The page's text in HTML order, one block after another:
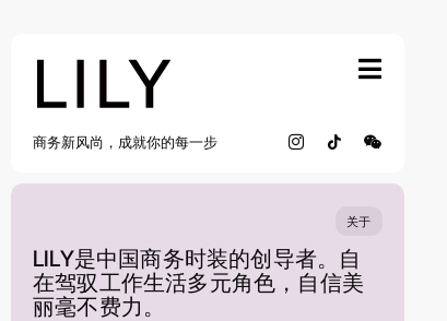
content
商务新风尚，成就你的每一步
关于
LILY是中国商务时装的创导者。自
在驾驭工作生活多元角色，自信美
丽毫不费力。